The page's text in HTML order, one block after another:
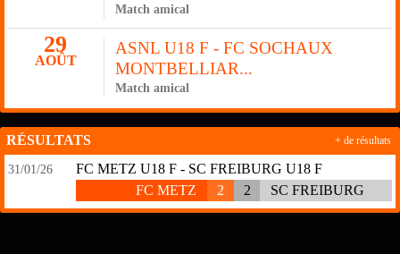
Match amical
29
AOÛT
ASNL U18 F - FC SOCHAUX
MONTBELLIAR...
Match amical
RÉSULTATS
31/01/26
FC METZ U18 F - SC FREIBURG U18 F
FC METZ
2 2 SC FREIBURG
+ de résultats